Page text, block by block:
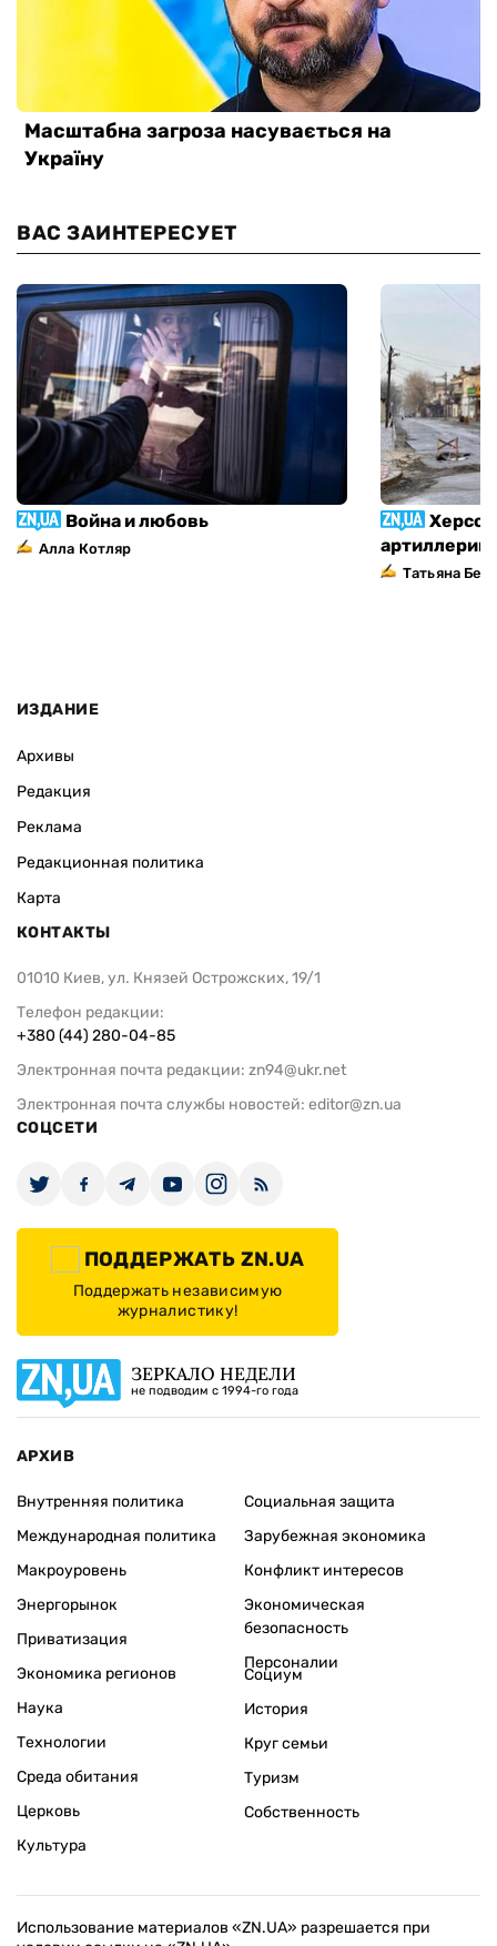
ВАС ЗАИНТЕРЕСУЕТ
Война и любовь
Алла Котляр
Татьяна
ИЗДАНИЕ
Архивы
Редакция
Реклама
Редакционная политика
Карта
КОНТАКТЫ
01010 Киев, ул. Князей Острожских, 19/1
Телефон редакции:
+380 (44) 280-04-85
Электронная почта редакции: zn94@ukr.net
Электронная почта службы новостей: editor@zn.ua
СОЦСЕТИ
ПОДДЕРЖАТЬ ZN.UA
Поддержать независимую
журналистику!
ЗЕРКАЛО НЕДЕЛИ
не подводим с 1994-го года
АРХИВ
Внутренняя политика
Международная политика
Макроуровень
Энергорынок
Приватизация
Экономика регионов
Социальная защита
Зарубежная экономика
Конфликт интересов
Экономическая
безопасность
Персоналии
Наука
Технологии
Среда обитания
Церковь
Культура
Социум
История
Круг семьи
Туризм
Собственность
Использование материалов «ZN.UA» разрешается при